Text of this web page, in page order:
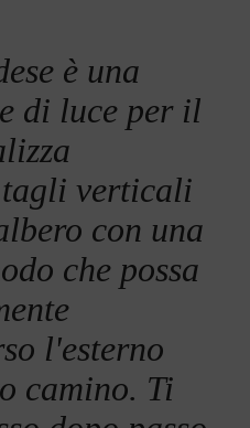
è una
di luce per il
verticali
con una
che possa
l'esterno
camino. Ti